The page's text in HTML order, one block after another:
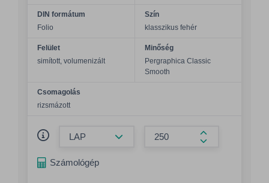
DIN formátum
Folio
Szín
klasszikus fehér
Felület
simított, volumenizált
Minőség
Pergraphica Classic
Smooth
Csomagolás
rizsmázott
Összeg
Számológép